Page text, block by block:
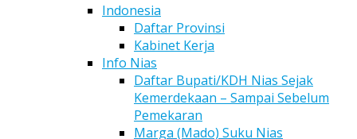
Indonesia
Daftar Provinsi
Kabinet Kerja
Info Nias
Daftar Bupati/KDH Nias Sejak
Kemerdekaan – Sampai Sebelum
Pemekaran
Marga (Mado) Suku Nias